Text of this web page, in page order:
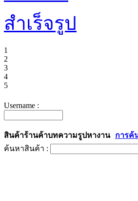
1
2
3
4
5
Username :
สินค้าร้านค้าบทความรูปหางาน
การค้
ค้นหาสินค้า :